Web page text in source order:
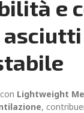
e
Lightweight
,